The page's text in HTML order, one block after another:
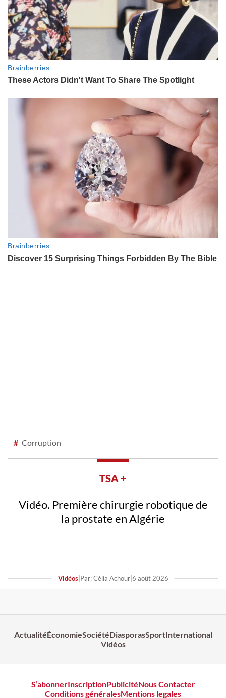
# Corruption
TSA +
Vidéo. Première chirurgie robotique de
la prostate en Algérie
Vidéos| Par: Célia Achour| 6 août 2026
ActualitéÉconomieSociétéDiasporasSportInternational
Vidéos
S’abonnerInscriptionPublicitéNous Contacter
Conditions généralesMentions legales